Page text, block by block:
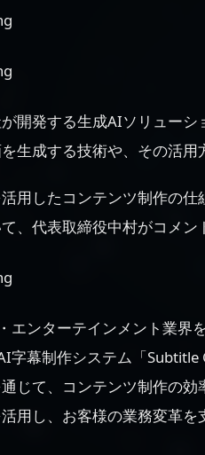
開発する生成AIソリュー
生成する技術や、その活用
用したコンテンツ制作の
、代表取締役中村がコメン
エンターテインメント業界
字幕制作システム「
じて、コンテンツ制作の
用し、お客様の業務変革を